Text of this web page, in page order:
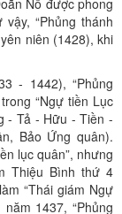
Nỗ được phong
vậy, “Phủng thánh
niên (1428), khi
- 1442), “Phủng
“Ngự tiền Lục
- Tả - Hữu - Tiền -
Bảo Ứng quân).
lục quân”, nhưng
Thiệu Bình thứ 4
“Thái giám Ngự
1437, “Phủng